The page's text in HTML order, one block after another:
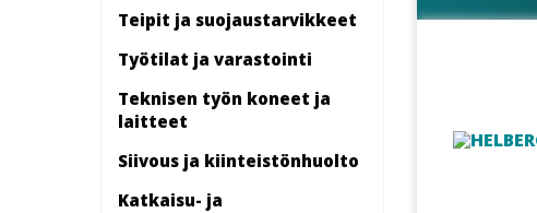
Teipit ja suojaustarvikkeet
Työtilat ja varastointi
Teknisen työn koneet ja
laitteet
Siivous ja kiinteistönhuolto
Katkaisu- ja